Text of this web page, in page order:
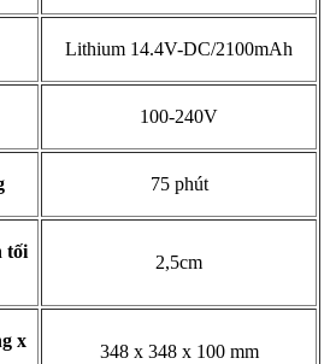
Lithium 14.4V-DC/2100mAh
100-240V
75 phút
tối
2,5cm
x
348 x 348 x 100 mm